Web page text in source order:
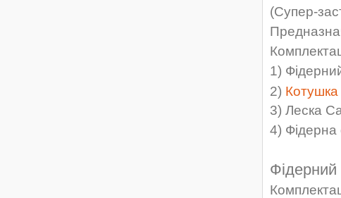
(Супер-
1)
2) Котушка
3) Леска
4) Фідерна